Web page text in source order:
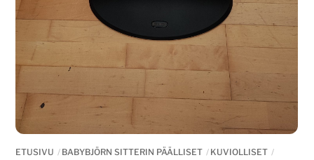
ETUSIVU BABYBJÖRN SITTERIN PÄÄLLISET KUVIOLLISET